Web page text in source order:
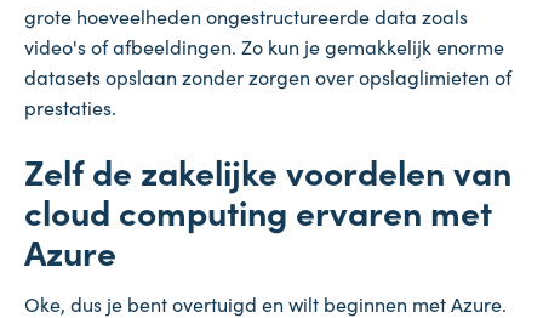
grote hoeveelheden ongestructureerde data zoals
video's of afbeeldingen. Zo kun je gemakkelijk enorme
datasets opslaan zonder zorgen over opslaglimieten of
prestaties.
Zelf de zakelijke voordelen van
cloud computing ervaren met
Azure
Oke, dus je bent overtuigd en wilt beginnen met Azure.